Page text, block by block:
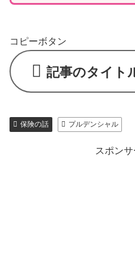
コピーボタン
記事のタイト
保険の話 プルデンシャル
スポン